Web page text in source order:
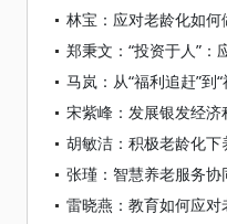
林宝：应对老龄化如何
雷晓燕：教育如何应